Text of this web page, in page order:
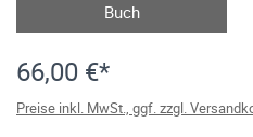
Buch
66,00 €*
Preise inkl. MwSt., ggf. zzgl.